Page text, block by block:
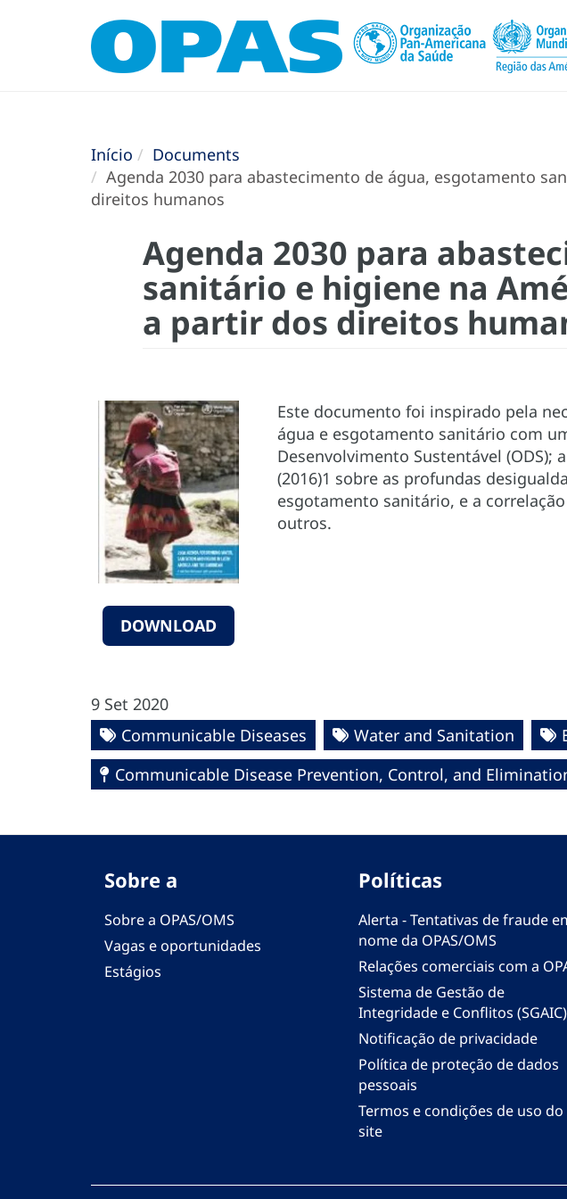
Início
Documents
Agenda 2030 para abastecimento de água, esgotamento
direitos humanos
Agenda 2030 para
sanitário e higiene na
a partir dos direitos
DOWNLOAD
Este documento foi inspirado pela
água e esgotamento sanitário com
Desenvolvimento Sustentável
(2016)1 sobre as profundas
esgotamento sanitário, e a
outros.
9 Set 2020
Communicable Diseases
Water and Sanitation
Communicable Disease Prevention, Control, and
Sobre a
Sobre a OPAS/OMS
Vagas e oportunidades
Estágios
Políticas
Alerta - Tentativas de fraude
nome da OPAS/OMS
Relações comerciais com a
Sistema de Gestão de
Integridade e Conflitos (SGAIC)
Notificação de privacidade
Política de proteção de dados
pessoais
Termos e condições de uso do
site